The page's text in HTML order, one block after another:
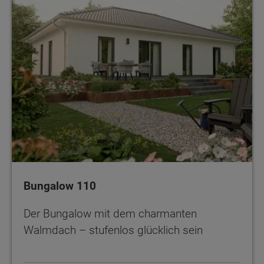
Bungalow 110
Der Bungalow mit dem charmanten
Walmdach – stufenlos glücklich sein